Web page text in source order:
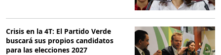
Crisis en la 4T: El Partido Verde
buscará sus propios candidatos
para las elecciones 2027